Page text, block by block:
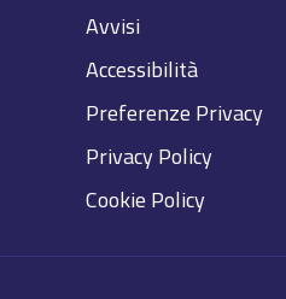
Avvisi
Accessibilità
Preferenze Privacy
Privacy Policy
Cookie Policy